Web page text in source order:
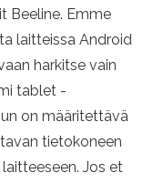
Beeline. Emme
laitteissa Android
harkitse vain
tablet -
on määritettävä
tietokoneen
Jos et